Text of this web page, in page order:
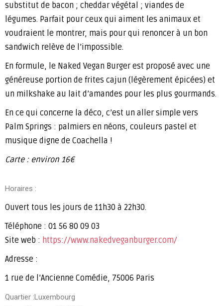
substitut de bacon ; cheddar végétal ; viandes de
légumes. Parfait pour ceux qui aiment les animaux et
voudraient le montrer, mais pour qui renoncer à un bon
sandwich relève de l’impossible.
En formule, le Naked Vegan Burger est proposé avec une
généreuse portion de frites cajun (légèrement épicées) et
un milkshake au lait d’amandes pour les plus gourmands.
En ce qui concerne la déco, c’est un aller simple vers
Palm Springs : palmiers en néons, couleurs pastel et
musique digne de Coachella !
Carte : environ 16€
Horaires :
Ouvert tous les jours de 11h30 à 22h30.
Téléphone : 01 56 80 09 03
Site web : https://www.nakedveganburger.com/
Adresse :
1 rue de l’Ancienne Comédie, 75006 Paris
Quartier :Luxembourg